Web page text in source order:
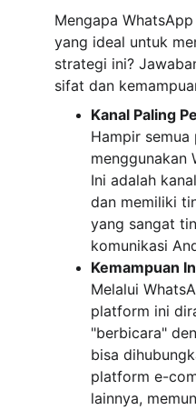
Mengapa
yang ideal untuk
strategi ini?
sifat dan
Kanal Paling
Hampir semua
menggunakan
Ini adalah
dan memiliki
yang sangat
komunikasi
Kemampuan
Melalui
platform ini
"berbicara"
bisa
platform e-
lainnya,